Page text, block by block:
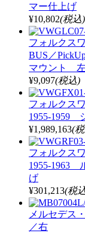
マー仕上げ
¥10,802(税込)
フォルクス
BUS／
マウント
¥9,097(税込)
フォルクス
1955-1959
¥1,989,163(
フォルクス
1955-1963
げ
¥301,213(税
メルセデ
／右